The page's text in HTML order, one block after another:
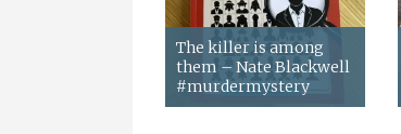
The killer is among
them – Nate Blackwell
#murdermystery